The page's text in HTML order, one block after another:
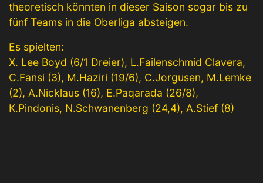
theoretisch könnten in dieser Saison sogar bis zu
fünf Teams in die Oberliga absteigen.
Es spielten:
X. Lee Boyd (6/1 Dreier), L.Failenschmid Clavera,
C.Fansi (3), M.Haziri (19/6), C.Jorgusen, M.Lemke
(2), A.Nicklaus (16), E.Paqarada (26/8),
K.Pindonis, N.Schwanenberg (24,4), A.Stief (8)